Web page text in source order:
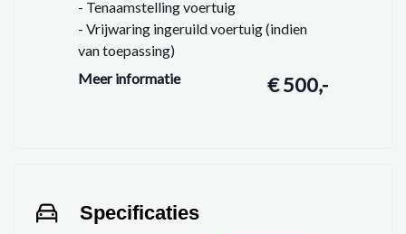
- Tenaamstelling voertuig
- Vrijwaring ingeruild voertuig (indien
van toepassing)
- Vloeistoffen controleren en op peil
10.000 km kunt rijden
- 6 maanden garantie op motor + bak +
Meer informatie € 500,-
Specificaties